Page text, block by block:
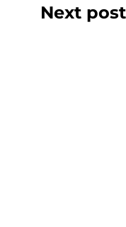
Next post